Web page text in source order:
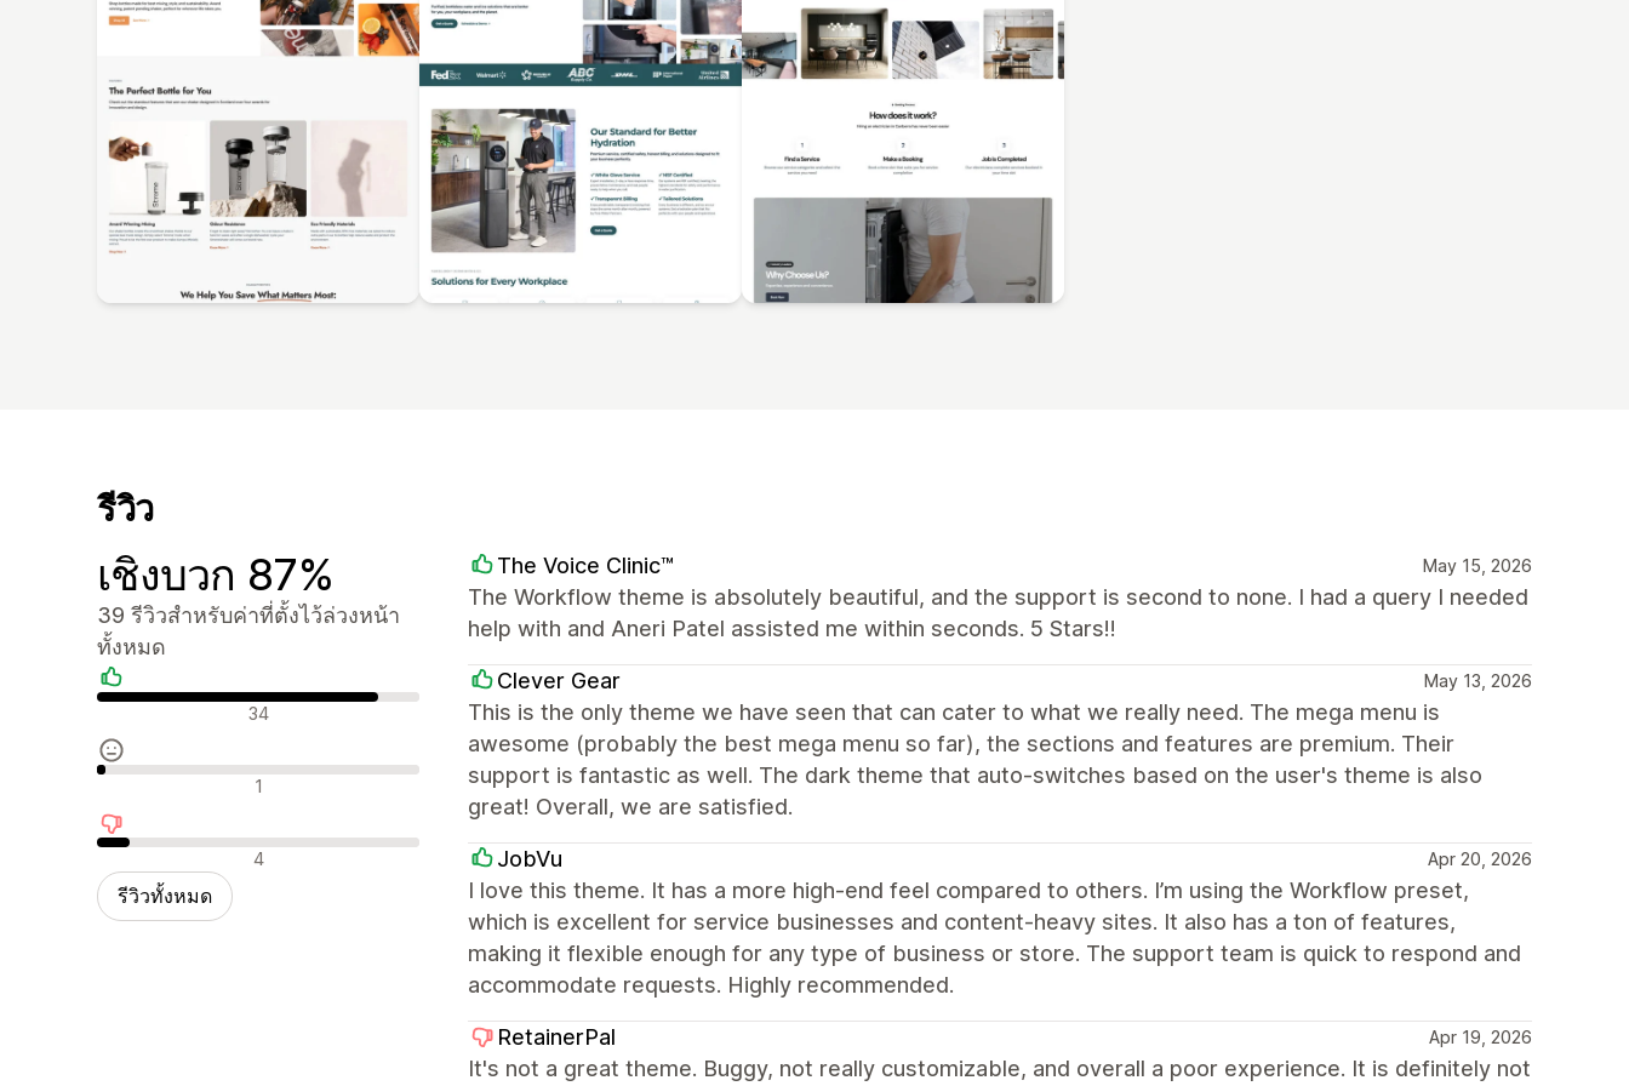
รีวิว
เชิงบวก 87%
39 รีวิวสำหรับค่าที่ตั้งไว้ล่วงหน้า
ทั้งหมด
รีวิวเชิงบวก 34
รีวิวที่เป็นกลาง 1
รีวิวเชิงลบ 4
รีวิวทั้งหมด
The Voice Clinic™ May 15, 2026
The Workflow theme is absolutely beautiful, and the support is second to none. I had a query I needed
help with and Aneri Patel assisted me within seconds. 5 Stars!!
Clever Gear May 13, 2026
This is the only theme we have seen that can cater to what we really need. The mega menu is
awesome (probably the best mega menu so far), the sections and features are premium. Their
support is fantastic as well. The dark theme that auto-switches based on the user's theme is also
great! Overall, we are satisfied.
JobVu Apr 20, 2026
I love this theme. It has a more high-end feel compared to others. I’m using the Workflow preset,
which is excellent for service businesses and content-heavy sites. It also has a ton of features,
making it flexible enough for any type of business or store. The support team is quick to respond and
accommodate requests. Highly recommended.
RetainerPal Apr 19, 2026
It's not a great theme. Buggy, not really customizable, and overall a poor experience. It is definitely not